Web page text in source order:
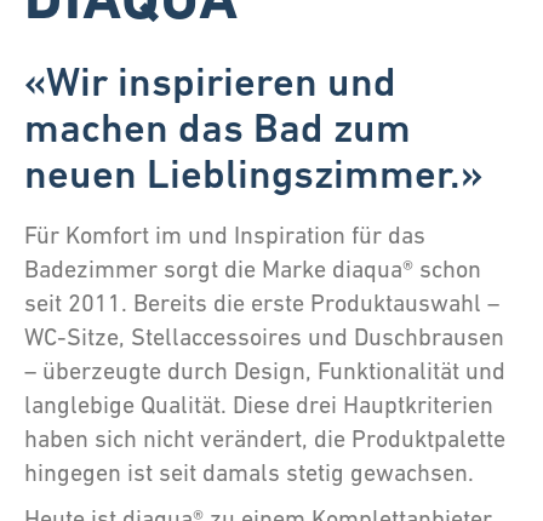
«Wir inspirieren und
machen das Bad zum
neuen Lieblingszimmer.»
Für Komfort im und Inspiration für das
Badezimmer sorgt die Marke diaqua® schon
seit 2011. Bereits die erste Produktauswahl –
WC-Sitze, Stellaccessoires und Duschbrausen
– überzeugte durch Design, Funktionalität und
langlebige Qualität. Diese drei Hauptkriterien
haben sich nicht verändert, die Produktpalette
hingegen ist seit damals stetig gewachsen.